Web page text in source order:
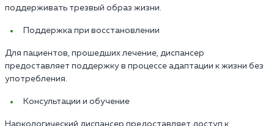
поддерживать трезвый образ жизни.
Поддержка при восстановлении
Для пациентов, прошедших лечение, диспансер
предоставляет поддержку в процессе адаптации к жизни без
употребления.
Консультации и обучение
Наркологический диспансер предоставляет доступ к